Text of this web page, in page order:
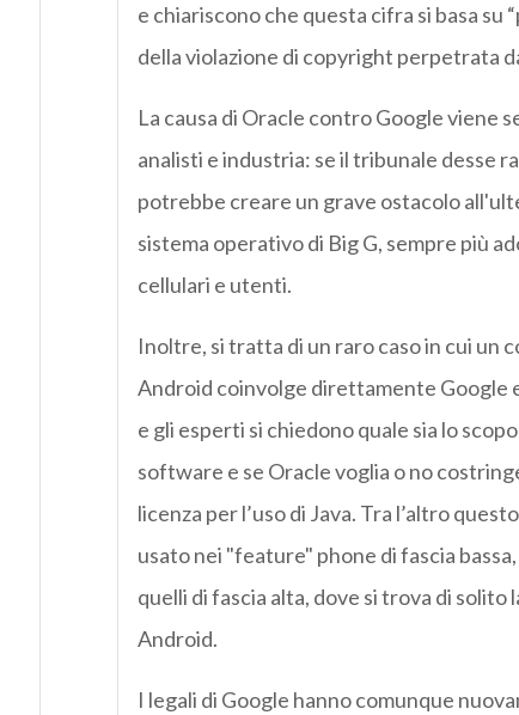
e chiariscono che questa cifra si basa su
della violazione di copyright perpetrata
La causa di Oracle contro Google viene
analisti e industria: se il tribunale desse
potrebbe creare un grave ostacolo
sistema operativo di Big G, sempre più
cellulari e utenti.
Inoltre, si tratta di un raro caso in cui un
Android coinvolge direttamente Google
e gli esperti si chiedono quale sia lo
software e se Oracle voglia o no
licenza per l’uso di Java. Tra l’altro
usato nei "feature" phone di fascia bassa,
quelli di fascia alta, dove si trova di solito
Android.
I legali di Google hanno comunque